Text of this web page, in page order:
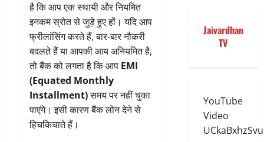
है कि आप एक स्थायी और नियमित
इनकम स्रोत से जुड़े हुए हों। यदि आप
फ्रीलांसिंग करते हैं, बार-बार नौकरी
बदलते हैं या आपकी आय अनियमित है,
तो बैंक को लगता है कि आप EMI
(Equated Monthly
Installment)समय पर नहीं चुका
पाएंगे। इसी कारण बैंक लोन देने से
हिचकिचाते हैं।
Jaivardhan
TV
YouTube
Video